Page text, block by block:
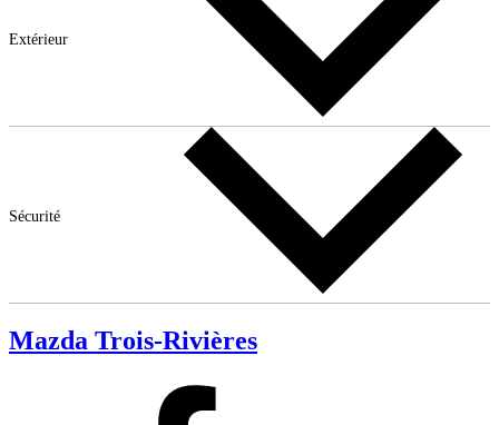
Extérieur
Sécurité
Mazda Trois-Rivières